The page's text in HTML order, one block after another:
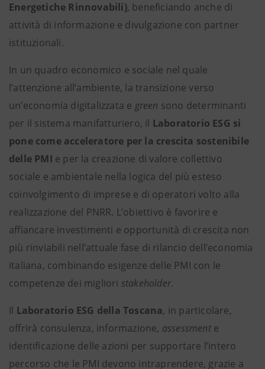
Energetiche Rinnovabili), beneficiando anche di
attività di informazione e divulgazione con partner
istituzionali.
In un quadro economico e sociale nel quale
l’attenzione all’ambiente, la transizione verso
un’economia digitalizzata e green sono determinanti
per il sistema manifatturiero, il Laboratorio ESG si
pone come acceleratore per la crescita sostenibile
delle PMI e per la creazione di valore collettivo
sociale e ambientale nella logica del più esteso
coinvolgimento di imprese e di operatori volto alla
realizzazione del PNRR. L’obiettivo è favorire e
affiancare investimenti e opportunità di crescita non
più rinviabili nell’attuale fase di rilancio dell’economia
italiana, combinando esigenze delle PMI con le
competenze dei migliori stakeholder.
Il Laboratorio ESG della Toscana, in particolare,
offrirà consulenza, informazione, assessmente
identificazione delle azioni per supportare l’intero
percorso che le PMI devono intraprendere, grazie a